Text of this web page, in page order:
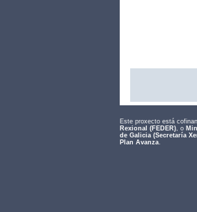
Este proxecto está
Rexional (FEDER), o
de Galicia (Secretaría
Plan Avanza.